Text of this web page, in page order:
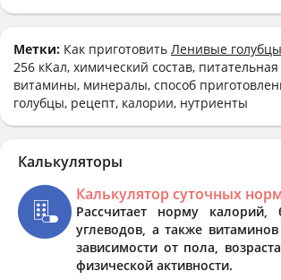
Метки: Как приготовить Ленивые голубцы
256 кКал, химический состав,
витамины, минералы, способ
голубцы, рецепт, калории, нутриенты
Калькуляторы
Калькулятор суточных
Рассчитает норму калорий,
углеводов, а также
зависимости от пола,
физической активности.